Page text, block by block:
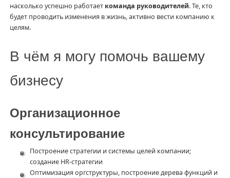
насколько успешно работает команда руководителей. Те, кто
будет проводить изменения в жизнь, активно вести компанию к
целям.
В чём я могу помочь вашему
бизнесу
Организационное
консультирование
Построение стратегии и системы целей компании;
создание HR-стратегии
Оптимизация оргструктуры, построение дерева функций и